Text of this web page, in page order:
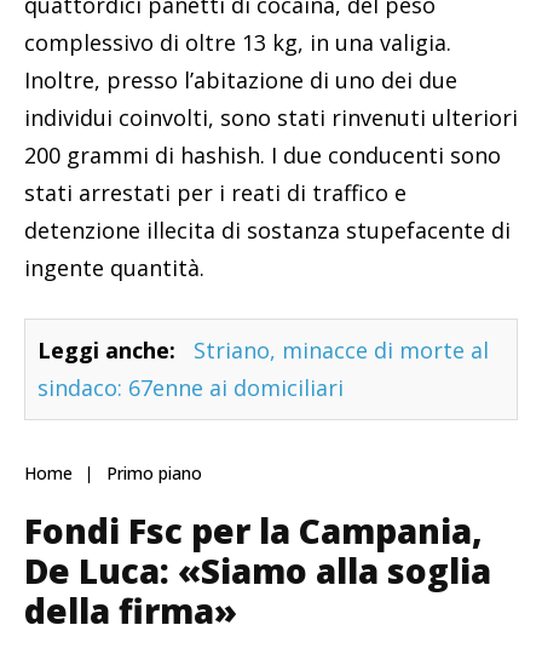
complessivo di oltre 13 kg, in una valigia.
Inoltre, presso l’abitazione di uno dei due
individui coinvolti, sono stati rinvenuti ulteriori
200 grammi di hashish. I due conducenti sono
stati arrestati per i reati di traffico e
detenzione illecita di sostanza stupefacente di
ingente quantità.
Leggi anche:
Striano, minacce di morte al
sindaco: 67enne ai domiciliari
Home Primo piano
Fondi Fsc per la Campania,
De Luca: «Siamo alla soglia
della firma»